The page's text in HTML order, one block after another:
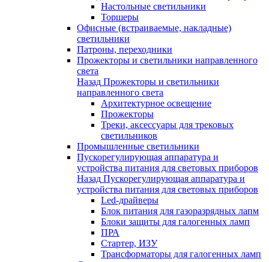
Настольные светильники
Торшеры
Офисные (встраиваемые, накладные)
светильники
Патроны, переходники
Прожекторы и светильники направленного
света
Назад Прожекторы и светильники
направленного света
Архитектурное освещение
Прожекторы
Треки, аксессуары для трековых
светильников
Промышленные светильники
Пускорегулирующая аппаратура и
устройства питания для световых приборов
Назад Пускорегулирующая аппаратура и
устройства питания для световых приборов
Led-драйверы
Блок питания для газоразрядных лапм
Блоки защиты для галогенных ламп
ПРА
Стартер, ИЗУ
Трансформаторы для галогенных ламп